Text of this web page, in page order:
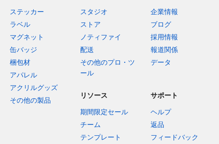
ステッカー
ラベル
マグネット
缶バッジ
梱包材
アパレル
アクリルグッズ
その他の製品
スタジオ
ストア
ノティファイ
配送
その他のプロ・ツ
ール
企業情報
ブログ
採用情報
報道関係
データ
リソース
期間限定セール
チーム
テンプレート
サポート
ヘルプ
返品
フィードバック